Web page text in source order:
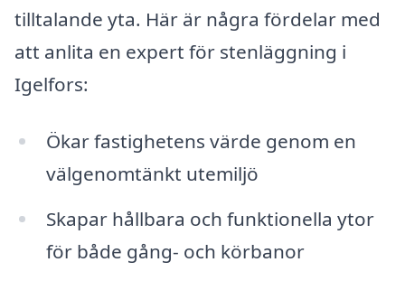
tilltalande yta. Här är några fördelar med
att anlita en expert för stenläggning i
Igelfors:
Ökar fastighetens värde genom en
välgenomtänkt utemiljö
Skapar hållbara och funktionella ytor
för både gång- och körbanor